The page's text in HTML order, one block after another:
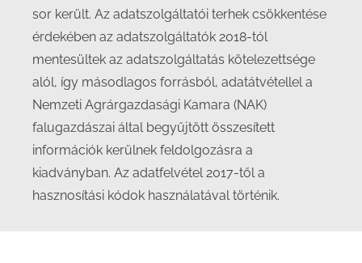
sor került. Az adatszolgáltatói terhek csökkentése
érdekében az adatszolgáltatók 2018-tól
mentesültek az adatszolgáltatás kötelezettsége
alól, így másodlagos forrásból, adatátvétellel a
Nemzeti Agrárgazdasági Kamara (NAK)
falugazdászai által begyűjtött összesített
információk kerülnek feldolgozásra a
kiadványban. Az adatfelvétel 2017-től a
hasznosítási kódok használatával történik.